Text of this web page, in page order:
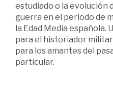
estudiado o la evolución
guerra en el periodo de
la Edad Media española.
para el historiador
para los amantes del
particular.